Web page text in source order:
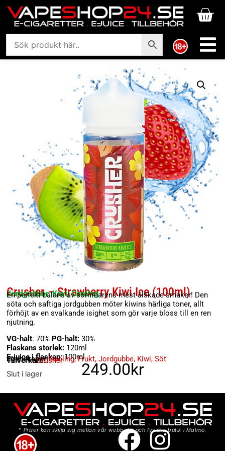
Crusher – Strawberry Kiwi Ice (100ml)
Jordgubbar, Kiwi, Cooling
En perfekt balans av sommarens mest älskade smaker! Den
söta och saftiga jordgubben möter kiwins härliga toner, allt
förhöjt av en svalkande isighet som gör varje bloss till en ren
njutning.
VG-halt: 70% PG-halt: 30%
Flaskans storlek: 120ml
E-juice i flaskan:100ml
Egenskaper:Cooling,Frukt,Jordgubbe, Kiwi,Söt
Tillverkare:Crusher 249.00kr
Slut i lager
* Priser kan skilja sig mellan vår webbutik och fysiska butik i Malmö.